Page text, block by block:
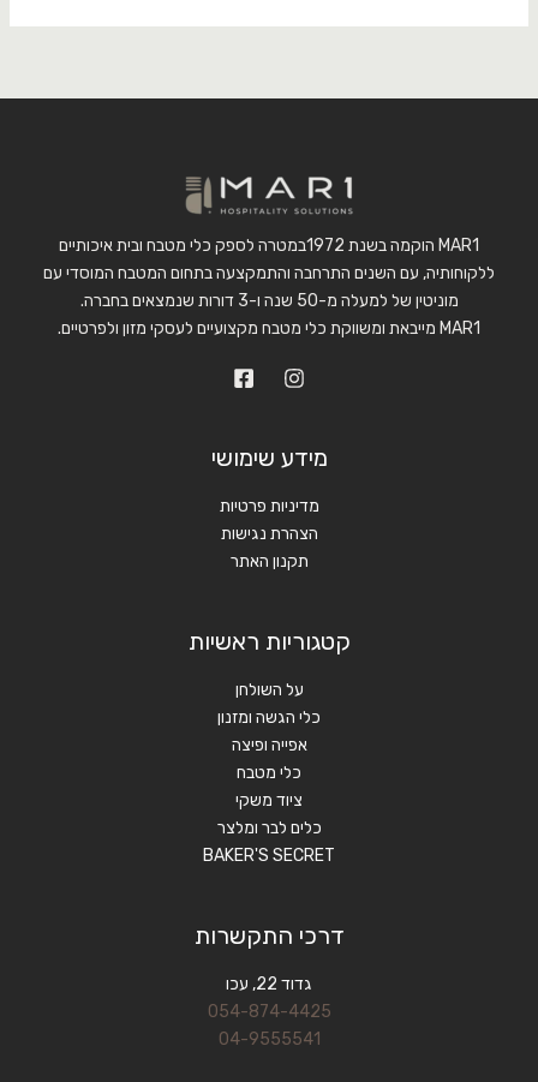
MAR1 הוקמה בשנת 1972במטרה לספק כלי מטבח ובית איכותיים
ללקוחותיה, עם השנים התרחבה והתמקצעה בתחום המטבח המוסדי עם
מוניטין של למעלה מ-50 שנה ו-3 דורות שנמצאים בחברה.
MAR1 מייבאת ומשווקת כלי מטבח מקצועיים לעסקי מזון ולפרטיים.
מידע שימושי
מדיניות פרטיות
הצהרת נגישות
תקנון האתר
קטגוריות ראשיות
על השולחן
כלי הגשה ומזנון
אפייה ופיצה
כלי מטבח
ציוד משקי
כלים לבר ומלצר
BAKER'S SECRET
דרכי התקשרות
גדוד 22, עכו
054-874-4425
04-9555541